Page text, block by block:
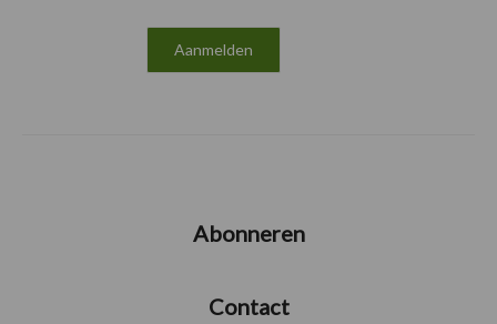
Abonneren
Contact